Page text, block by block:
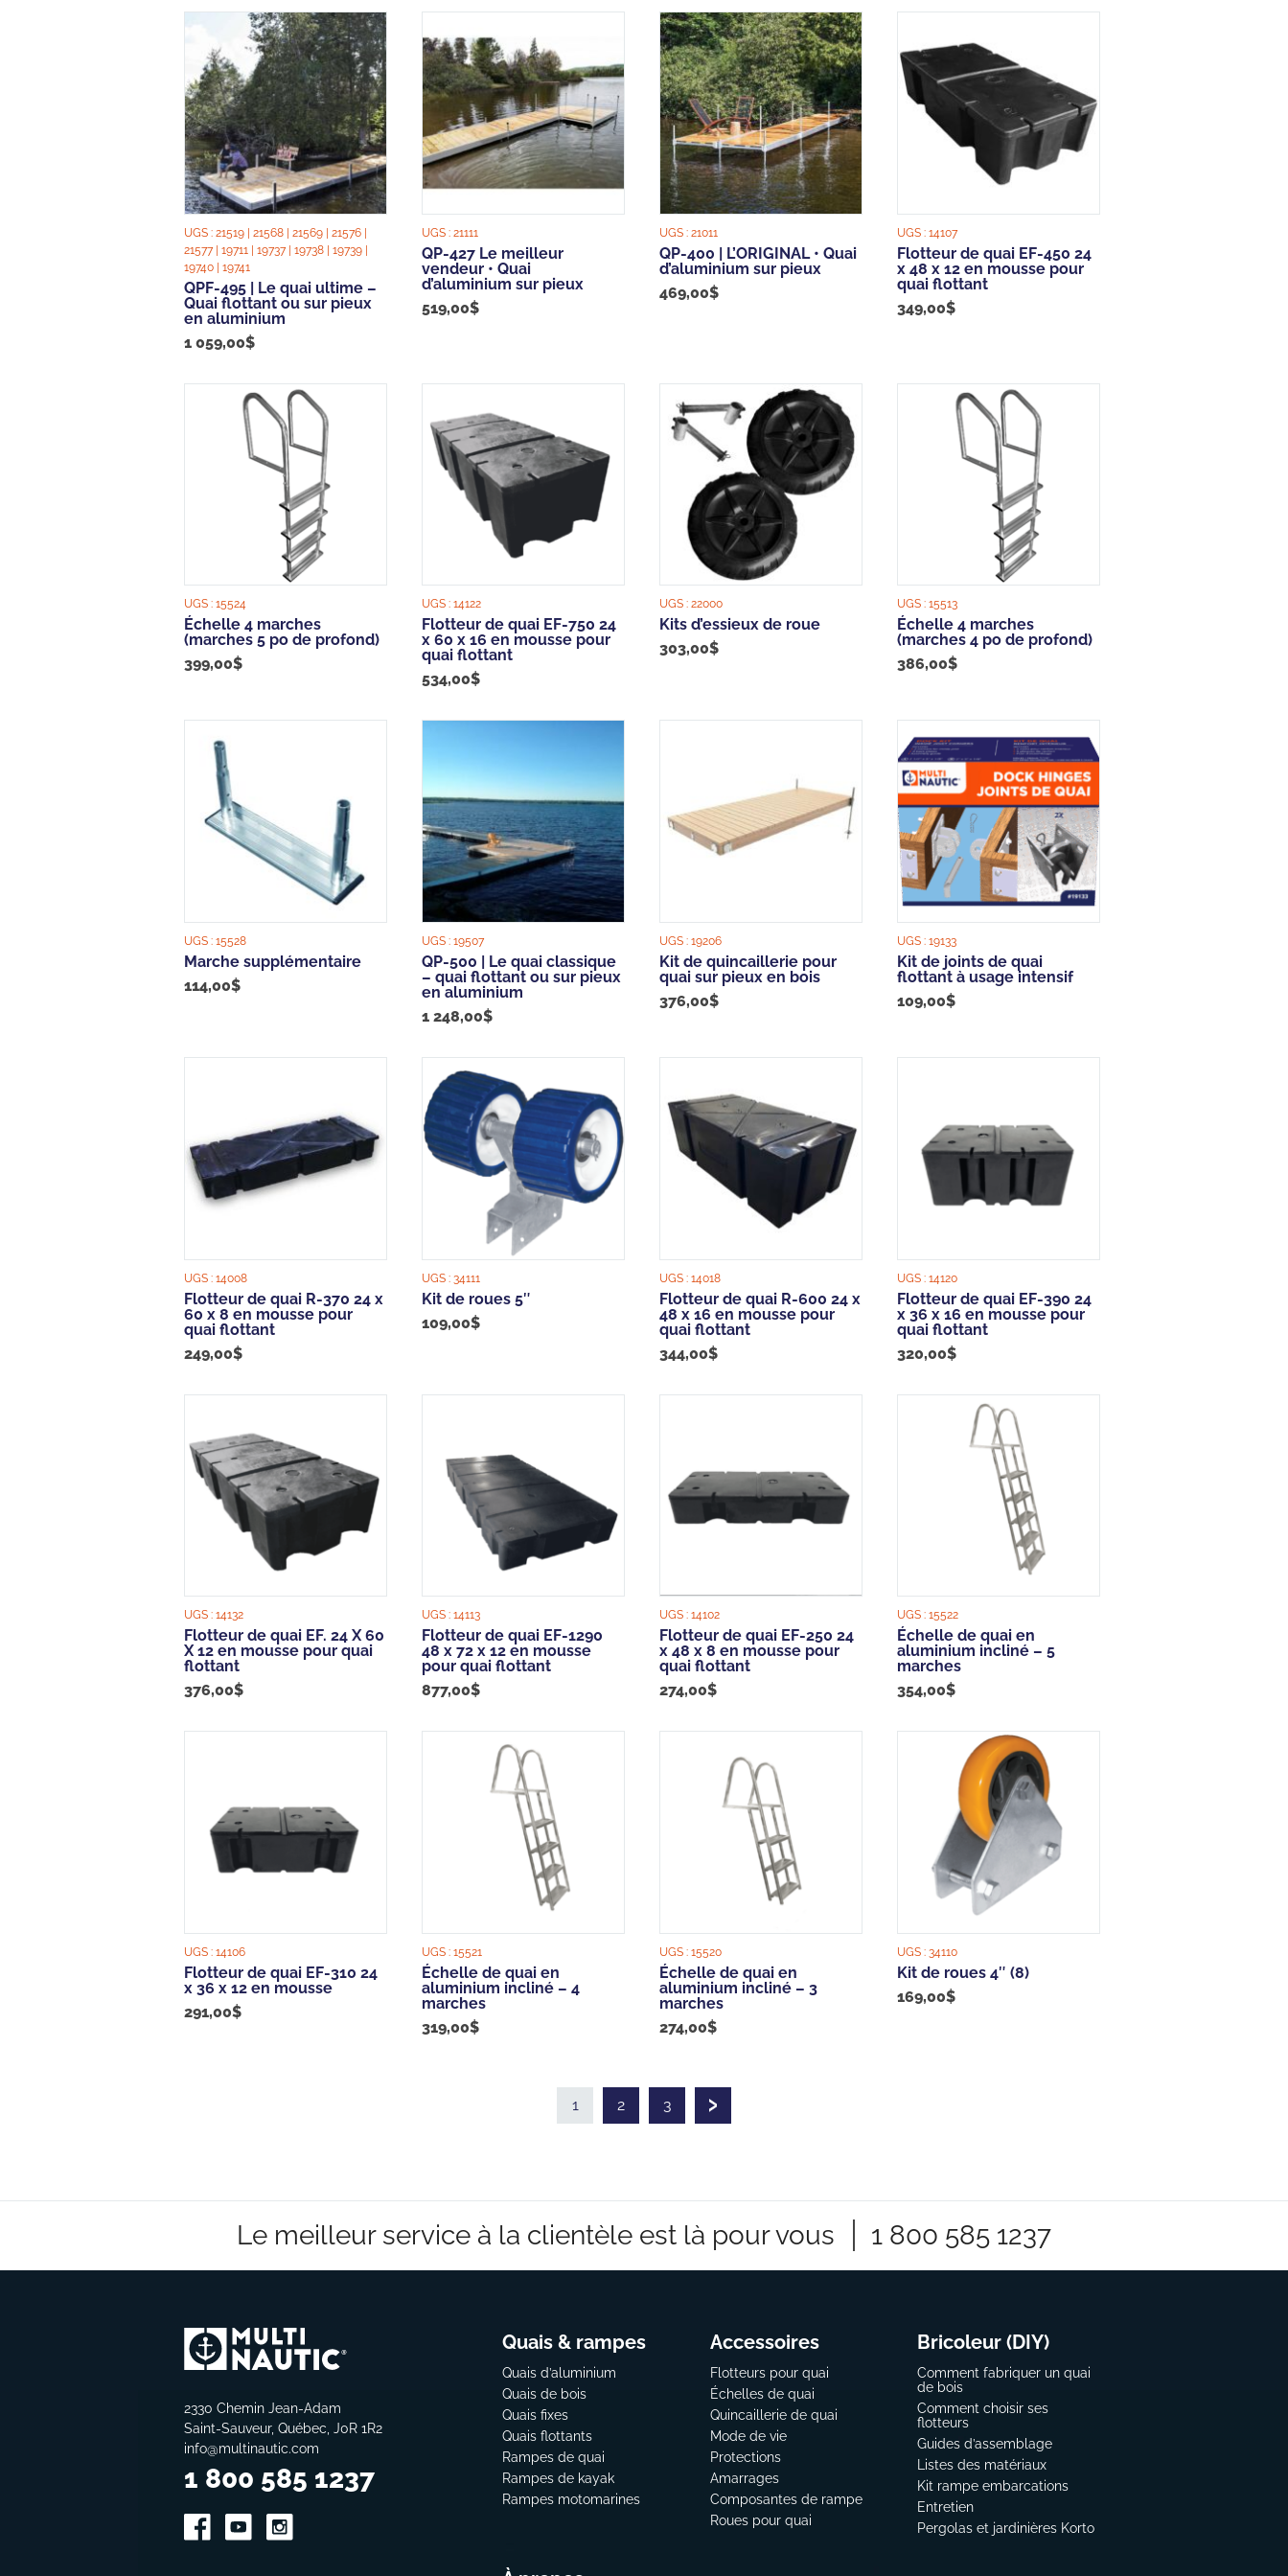
popularity
UGS : 21519 | 21568 | 21569 | 21576 |
21577 | 19711 | 19737 | 19738 | 19739 |
19740 | 19741
QPF-495 | Le quai ultime –
Quai flottant ou sur pieux
en aluminium
1 059,00$
UGS : 21111
QP-427 Le meilleur
vendeur • Quai
d’aluminium sur pieux
519,00$
UGS : 21011
QP-400 | L’ORIGINAL • Quai
d’aluminium sur pieux
469,00$
UGS : 14107
Flotteur de quai EF-450 24
x 48 x 12 en mousse pour
quai flottant
349,00$
UGS : 15524
Échelle 4 marches
(marches 5 po de profond)
399,00$
UGS : 14122
Flotteur de quai EF-750 24
x 60 x 16 en mousse pour
quai flottant
534,00$
UGS : 22000
Kits d’essieux de roue
303,00$
UGS : 15513
Échelle 4 marches
(marches 4 po de profond)
386,00$
UGS : 15528
Marche supplémentaire
114,00$
UGS : 19507
QP-500 | Le quai classique
– quai flottant ou sur pieux
en aluminium
1 248,00$
UGS : 19206
Kit de quincaillerie pour
quai sur pieux en bois
376,00$
UGS : 19133
Kit de joints de quai
flottant à usage intensif
109,00$
UGS : 14008
Flotteur de quai R-370 24 x
60 x 8 en mousse pour
quai flottant
249,00$
UGS : 34111
Kit de roues 5″
109,00$
UGS : 14018
Flotteur de quai R-600 24 x
48 x 16 en mousse pour
quai flottant
344,00$
UGS : 14120
Flotteur de quai EF-390 24
x 36 x 16 en mousse pour
quai flottant
320,00$
UGS : 14132
Flotteur de quai EF. 24 X 60
X 12 en mousse pour quai
flottant
376,00$
UGS : 14113
Flotteur de quai EF-1290
48 x 72 x 12 en mousse
pour quai flottant
877,00$
UGS : 14102
Flotteur de quai EF-250 24
x 48 x 8 en mousse pour
quai flottant
274,00$
UGS : 15522
Échelle de quai en
aluminium incliné – 5
marches
354,00$
UGS : 14106
Flotteur de quai EF-310 24
x 36 x 12 en mousse
291,00$
UGS : 15521
Échelle de quai en
aluminium incliné – 4
marches
319,00$
UGS : 15520
Échelle de quai en
aluminium incliné – 3
marches
274,00$
UGS : 34110
Kit de roues 4″ (8)
169,00$
1 2 3
PAGE
Le meilleur service à la clientèle est là pour vous 1 800 585 1237
2330 Chemin Jean-Adam
Saint-Sauveur, Québec, J0R 1R2
info@multinautic.com
1 800 585 1237
Quais & rampes
Quais d’aluminium
Quais de bois
Quais fixes
Quais flottants
Rampes de quai
Rampes de kayak
Rampes motomarines
Accessoires
Flotteurs pour quai
Échelles de quai
Quincaillerie de quai
Mode de vie
Protections
Amarrages
Composantes de rampe
Roues pour quai
Bricoleur (DIY)
Comment fabriquer un quai
de bois
Comment choisir ses
flotteurs
Guides d’assemblage
Listes des matériaux
Kit rampe embarcations
Entretien
Pergolas et jardinières Korto